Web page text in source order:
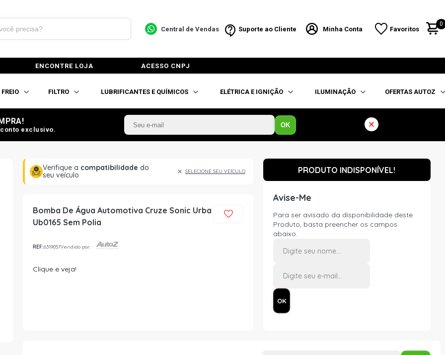
Central de Vendas Suporte ao Cliente Minha Conta Favoritos
0
ENCONTRE LOJA ACESSO CNPJ
FREIO FILTRO LUBRIFICANTES E QUÍMICOS ELÉTRICA E IGNIÇÃO ILUMINAÇÃO OFERTAS AUTOZ
exclusivo.
OK
Verifique a compatibilidade do
seu veículo
SELECIONE SEU VEÍCULO
Bomba De Água Automotiva Cruze Sonic Urba
Ub0165 Sem Polia
REF:6319057Vendido por:
Clique e veja!
PRODUTO INDISPONÍVEL!
Avise-Me
Para ser avisado da disponibilidade deste
Produto, basta preencher os campos
abaixo.